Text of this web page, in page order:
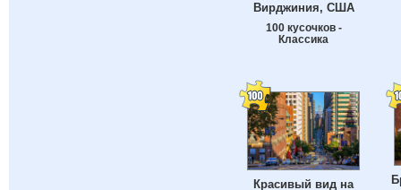
Вирджиния, США
100 кусочков -
Классика
Красивый вид на